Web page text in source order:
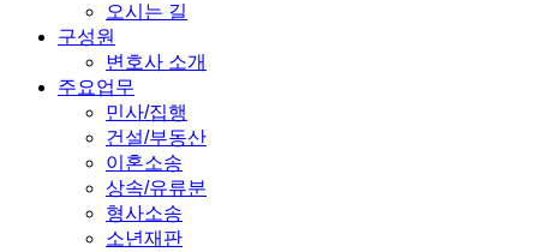
오시는 길
구성원
변호사 소개
주요업무
민사/집행
건설/부동산
이혼소송
상속/유류분
형사소송
소년재판